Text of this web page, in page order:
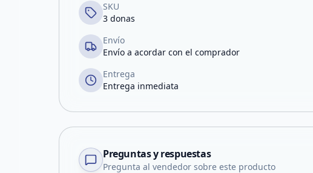
SKU
3 donas
Envío
Envío a acordar con el comprador
Entrega
Entrega inmediata
Preguntas y respuestas
Pregunta al vendedor sobre este producto